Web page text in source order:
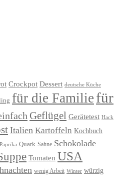
Crockpot Dessert deutsche Küche
für die Familie für
Geflügel Gerätetest Hack
Italien Kartoffeln Kochbuch
Paprika Quark Sahne Schokolade
Tomaten USA
wenig Arbeit Winter würzig